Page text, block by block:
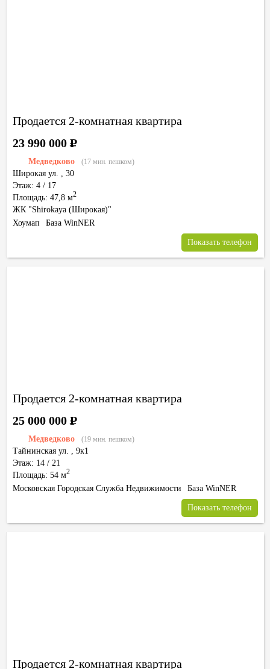
Продается 2-комнатная квартира
Медведково (17 мин. пешком)
Широкая ул. , 30
Этаж: 4 / 17
Площадь: 47,8 м2
ЖК "Shirokaya (Широкая)"
23 990 000Р
Хоумап База WinNER
Показать телефон
Продается 2-комнатная квартира
Медведково (19 мин. пешком)
Тайнинская ул. , 9к1
Этаж: 14 / 21
Площадь: 54 м2
25 000 000Р
Московская Городская Служба Недвижимости База WinNER
Показать телефон
Продается 2-комнатная квартира